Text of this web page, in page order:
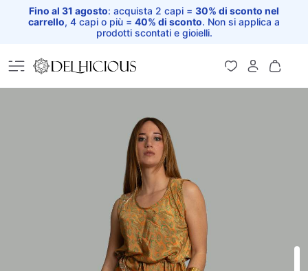
Fino al 31 agosto: acquista 2 capi = 30% di sconto nel
carrello, 4 capi o più = 40% di sconto. Non si applica a
prodotti scontati e gioielli.
Home